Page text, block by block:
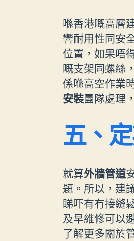
喺香港嘅高層
響耐用性同安
位置，如果唔
嘅支架同螺絲
係喺高空作業
安裝團隊處理
五、
就算外牆管道
題。所以，建
睇吓有冇接縫
及早維修可以
了解更多關於